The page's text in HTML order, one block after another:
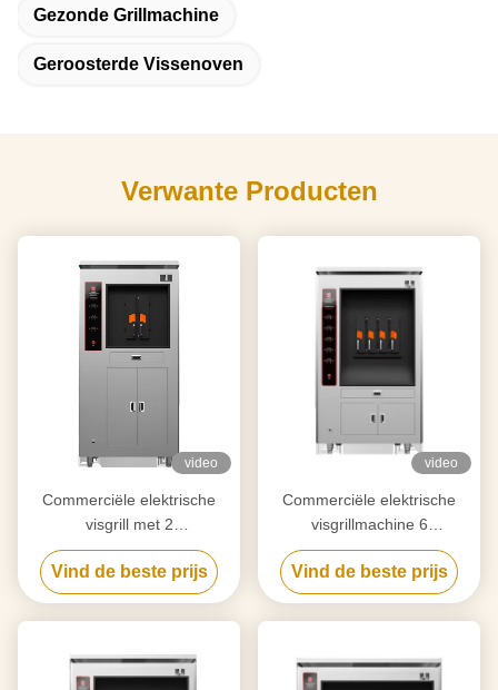
Gezonde Grillmachine
Geroosterde Vissenoven
Verwante Producten
video
Commerciële elektrische
visgrill met 2
compartimenten 190KG
Vind de beste prijs
video
Commerciële elektrische
visgrillmachine 6
compartimenten 380KG
Vind de beste prijs